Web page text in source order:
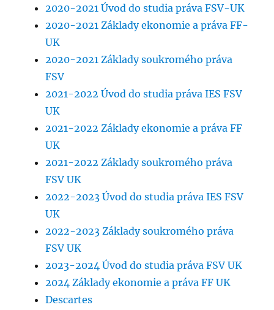
2020-2021 Úvod do studia práva FSV-UK
2020-2021 Základy ekonomie a práva FF-
UK
2020-2021 Základy soukromého práva
FSV
2021-2022 Úvod do studia práva IES FSV
UK
2021-2022 Základy ekonomie a práva FF
UK
2021-2022 Základy soukromého práva
FSV UK
2022-2023 Úvod do studia práva IES FSV
UK
2022-2023 Základy soukromého práva
FSV UK
2023-2024 Úvod do studia práva FSV UK
2024 Základy ekonomie a práva FF UK
Descartes